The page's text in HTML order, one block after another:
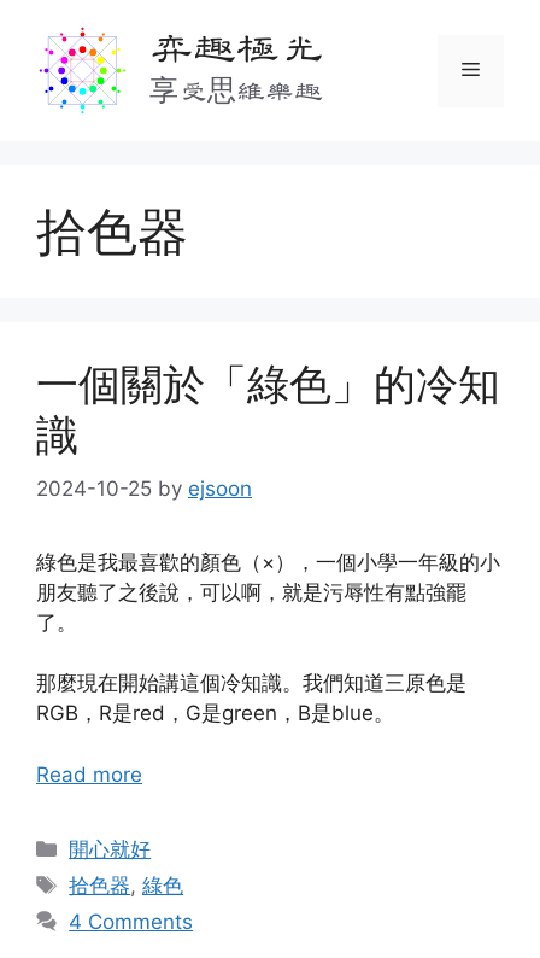
content
弈趣極光
享受思維樂趣
Menu
拾色器
一個關於「綠色」的冷知
識
2024-10-25 by ejsoon
綠色是我最喜歡的顏色（×），一個小學一年級的小
朋友聽了之後說，可以啊，就是污辱性有點強罷
了。
那麼現在開始講這個冷知識。我們知道三原色是
RGB，R是red，G是green，B是blue。
Read more
Categories
開心就好
Tags
拾色器,綠色
4 Comments